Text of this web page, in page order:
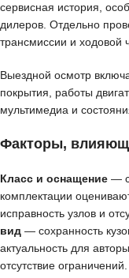
сервисная история,
дилеров. Отдельно
трансмиссии и ходовой
Выездной осмотр
покрытия, работы
мультимедиа и
Факторы,
Класс и оснащение —
комплектации
исправность узлов и
вид — сохранность
актуальность для
отсутствие ограничений.